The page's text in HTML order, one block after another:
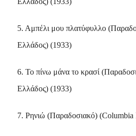
5. Αμπέλι μου πλατύφυλλο
Ελλάδος) (1933)
6. Το πίνω μάνα το κρασί
Ελλάδος) (1933)
7. Ρηνιώ (Παραδοσιακό) (Columbia